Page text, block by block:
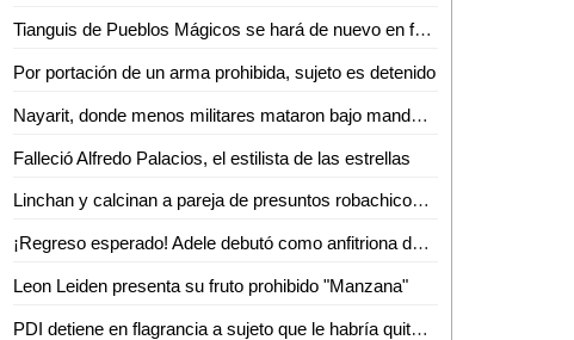
Tianguis de Pueblos Mágicos se hará de nuevo en forma digital
Por portación de un arma prohibida, sujeto es detenido
Nayarit, donde menos militares mataron bajo mando de Cienfuegos
Falleció Alfredo Palacios, el estilista de las estrellas
Linchan y calcinan a pareja de presuntos robachicos en Puebla
¡Regreso esperado! Adele debutó como anfitriona de ´Saturday Night Live´
Leon Leiden presenta su fruto prohibido "Manzana"
PDI detiene en flagrancia a sujeto que le habría quitado la vida a su hermano